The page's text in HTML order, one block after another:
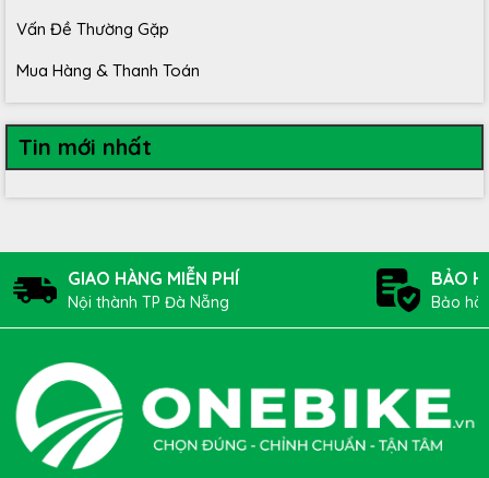
Vấn Đề Thường Gặp
Mua Hàng & Thanh Toán
Tin mới nhất
GIAO HÀNG MIỄN PHÍ
Nội thành TP Đà Nẵng
BẢO
Bảo